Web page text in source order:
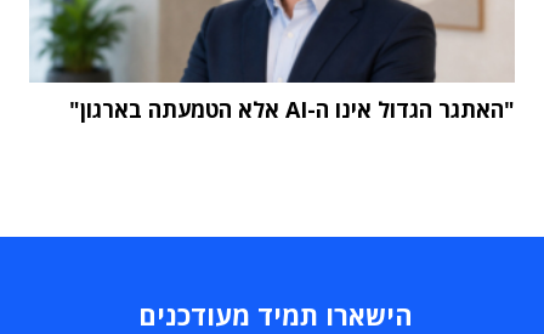
"האתגר הגדול אינו ה-AI אלא הטמעתה בארגון"
הישארו תמיד מעודכנים